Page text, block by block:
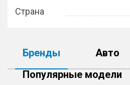
Страна
Бренды
Авто
Популярные модели